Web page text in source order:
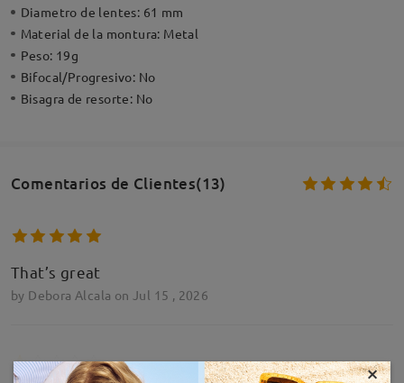
Diametro de lentes: 61 mm
Material de la montura: Metal
Peso: 19g
Bifocal/Progresivo: No
Bisagra de resorte: No
Comentarios de Clientes(13)
That’s great
by Debora Alcala on Jul 15 , 2026
×